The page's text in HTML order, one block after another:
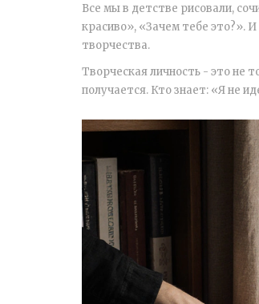
Все мы в детстве рисовали,
красиво», «Зачем тебе это?».
творчества.
Творческая личность - это не
получается. Кто знает: «Я не